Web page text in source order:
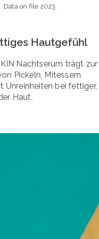
on file 2023.
Hautgefühl
Nachtserum trägt zur
Pickeln, Mitessern
Unreinheiten bei fettiger,
Haut.